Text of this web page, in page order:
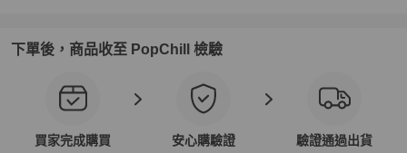
下單後，商品收至 PopChill 檢驗
買家完成購買 安心購驗證 驗證通過出貨